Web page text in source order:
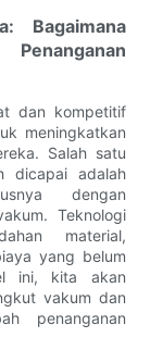
Bagaimana
dan kompetitif
meningkatkan
Salah satu
dicapai adalah
dengan
Teknologi
material,
yang belum
ini, kita akan
vakum dan
penanganan